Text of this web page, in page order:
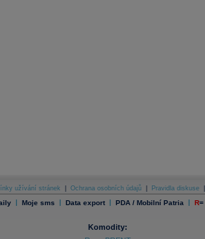
užívání stránek Ochrana osobních údajů Pravidla diskuse
| Moje sms | Data export | PDA / Mobilní Patria | R=
Komodity: